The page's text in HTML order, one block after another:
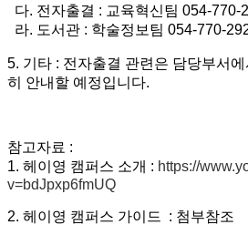
다. 전자출결 : 교육혁신팀 054-770-
라. 도서관 : 학술정보팀 054-770-
5. 기타 : 전자출결 관련은 담당부서
히 안내할 예정입니다.
참고자료 :
1. 헤이영 캠퍼스 소개 : https://
v=bdJpxp6fmUQ
2. 헤이영 캠퍼스 가이드 : 첨부참조